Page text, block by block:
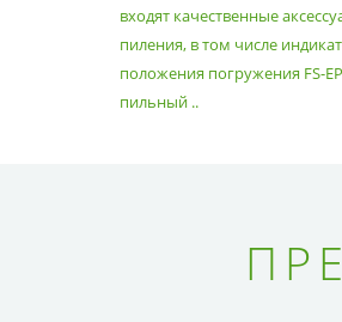
входят качественные
пиления, в том числе
положения погружения FS-
пильный ..